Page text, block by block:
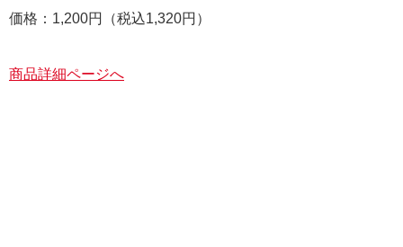
価格：1,200円（税込1,320円）
商品詳細ページへ